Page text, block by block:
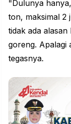
"Dulunya
ton, maksimal 2
tidak ada
goreng. Apalagi
tegasnya.